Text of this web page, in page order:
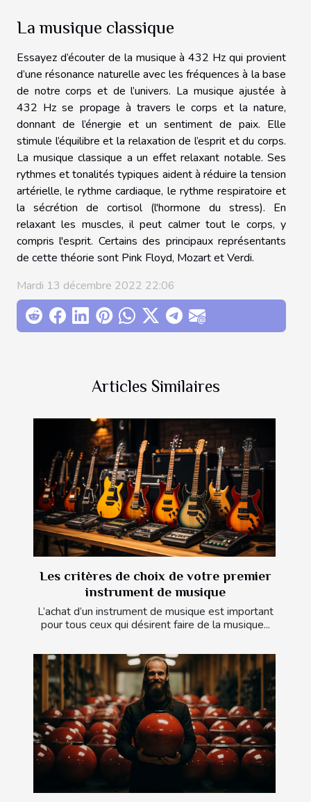
La musique classique
Essayez d’écouter de la musique à 432 Hz qui provient
d’une résonance naturelle avec les fréquences à la base
de notre corps et de l’univers. La musique ajustée à
432 Hz se propage à travers le corps et la nature,
donnant de l’énergie et un sentiment de paix. Elle
stimule l’équilibre et la relaxation de l’esprit et du corps.
La musique classique a un effet relaxant notable. Ses
rythmes et tonalités typiques aident à réduire la tension
artérielle, le rythme cardiaque, le rythme respiratoire et
la sécrétion de cortisol (l'hormone du stress). En
relaxant les muscles, il peut calmer tout le corps, y
compris l'esprit. Certains des principaux représentants
de cette théorie sont Pink Floyd, Mozart et Verdi.
Mardi 13 décembre 2022 22:06
Articles Similaires
Les critères de choix de votre premier
instrument de musique
L’achat d’un instrument de musique est important
pour tous ceux qui désirent faire de la musique...